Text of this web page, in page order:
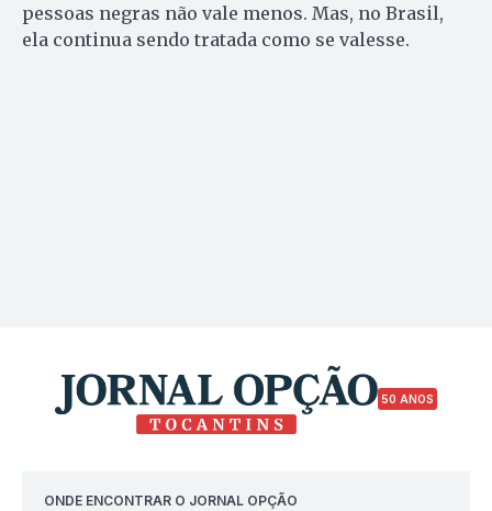
pessoas negras não vale menos. Mas, no Brasil,
ela continua sendo tratada como se valesse.
50 ANOS
ONDE ENCONTRAR O JORNAL OPÇÃO